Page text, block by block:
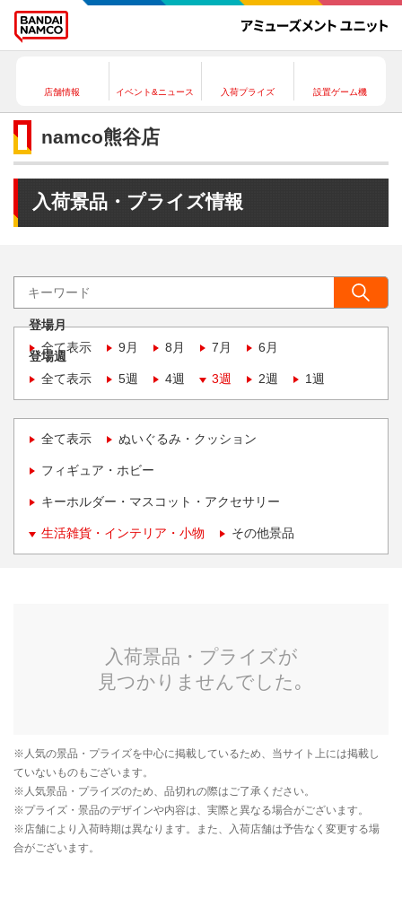
店舗情報 イベント&ニュース 入荷プライズ 設置ゲーム機
namco熊谷店
入荷景品・プライズ情報
登場月
全て表示
9月 8月 7月 6月
登場週
全て表示
5週 4週 3週 2週 1週
全て表示 ぬいぐるみ・クッション
フィギュア・ホビー
キーホルダー・マスコット・アクセサリー
生活雑貨・インテリア・小物 その他景品